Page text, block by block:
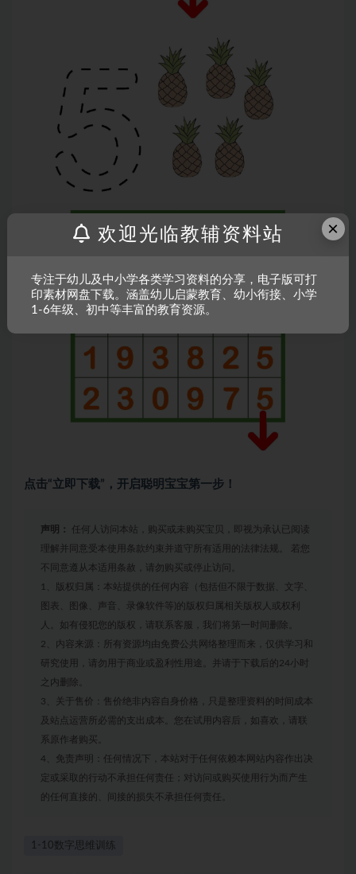
点击“立即下载”，开启聪明宝宝第一步！
声明：
任何人访问本站，购买或未购买宝贝，即视为承认已阅读
理解并同意受本使用条款约束并道守所有适用的法律法规。 若您
不同意遵从本适用条赦，请勿购买或停止访问。
1、版权归属：本站提供的任何内容（包括但不限于数据、文字、
图表、图像、声音、录像软件等)的版权归属相关版权人或权利
人。如有侵犯您的版权，请联系客服，我们将第一时间删除。
2、内容来源：所有资源均由免费公共网络整理而来，仅供学习和
研究使用，请勿用于商业或盈利性用途。并请于下载后的24小时
之内删除。
3、关于售价：售价绝非内容自身价格，只是整理资料的时间成本
及站点运营所必需的支出成本。您在试用内容后，如喜欢，请联
系原作者购买。
4、免责声明：任何情况下，本站对于任何依赖本网站内容作出决
定或采取的行动不承担任何责任；对访问或购买使用行为而产生
的任何直接的、间接的损失不承担任何责任。
1-10数字思维训练
×
欢迎光临教辅资料站
专注于幼儿及中小学各类学习资料的分享，电子版可打
印素材网盘下载。涵盖幼儿启蒙教育、幼小衔接、小学
1-6年级、初中等丰富的教育资源。